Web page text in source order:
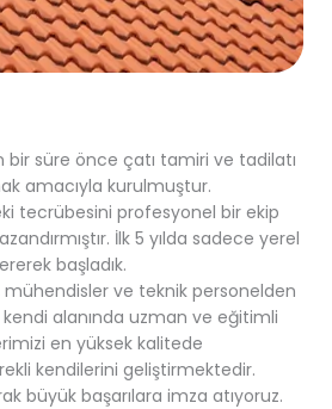
bir süre önce çatı tamiri ve tadilatı
amacıyla kurulmuştur.
tecrübesini profesyonel bir ekip
İlk 5 yılda sadece yerel
başladık.
mühendisler ve teknik personelden
kendi alanında uzman ve eğitimli
en yüksek kalitede
kendilerini geliştirmektedir.
büyük başarılara imza atıyoruz.